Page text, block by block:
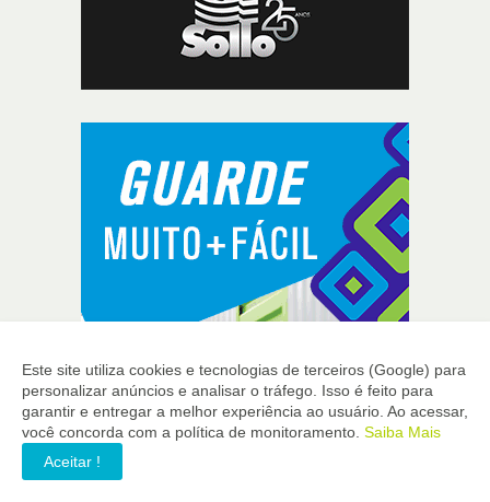
Este site utiliza cookies e tecnologias de terceiros (Google) para
personalizar anúncios e analisar o tráfego. Isso é feito para
garantir e entregar a melhor experiência ao usuário. Ao acessar,
você concorda com a política de monitoramento. Saiba Mais
Aceitar !